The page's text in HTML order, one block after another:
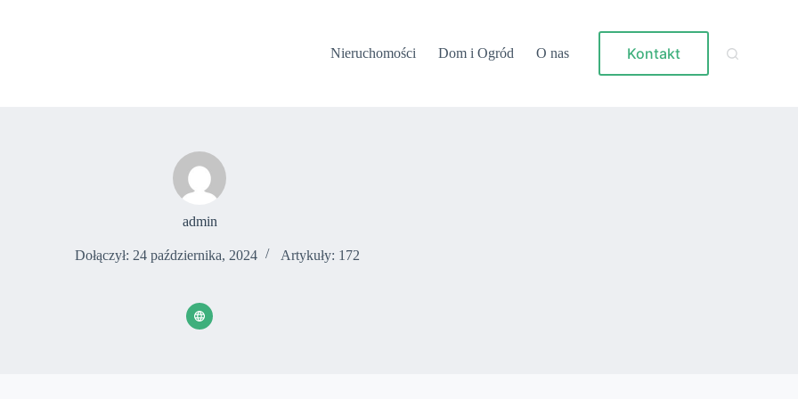
Nieruchomości Dom i Ogród O nas Kontakt
admin
Dołączył: 24 października, 2024 Artykuły: 172